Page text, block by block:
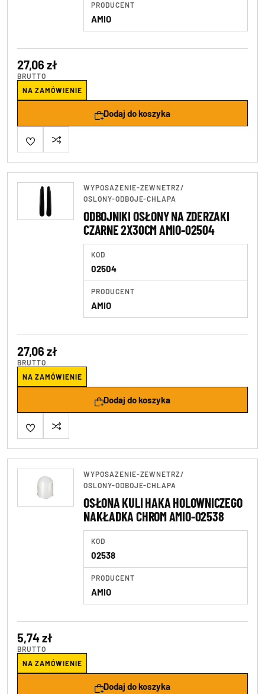
PRODUCENT
AMIO
27,06 zł
BRUTTO
NA ZAMÓWIENIE
Dodaj do koszyka
WYPOSAZENIE-ZEWNETRZ/
OSLONY-ODBOJE-CHLAPA
ODBOJNIKI OSŁONY NA ZDERZAKI
CZARNE 2X30CM AMIO-02504
KOD
02504
PRODUCENT
AMIO
27,06 zł
BRUTTO
NA ZAMÓWIENIE
Dodaj do koszyka
WYPOSAZENIE-ZEWNETRZ/
OSLONY-ODBOJE-CHLAPA
OSŁONA KULI HAKA HOLOWNICZEGO
NAKŁADKA CHROM AMIO-02538
KOD
02538
PRODUCENT
AMIO
5,74 zł
BRUTTO
NA ZAMÓWIENIE
Dodaj do koszyka